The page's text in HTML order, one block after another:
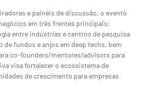
e painéis de discussão, o evento
em três frentes principais:
entre indústrias e centros de pesquisa
fundos e anjos em deep techs, bem
co-founders/mentores/advisors para
visa fortalecer o ecossistema de
de crescimento para empresas